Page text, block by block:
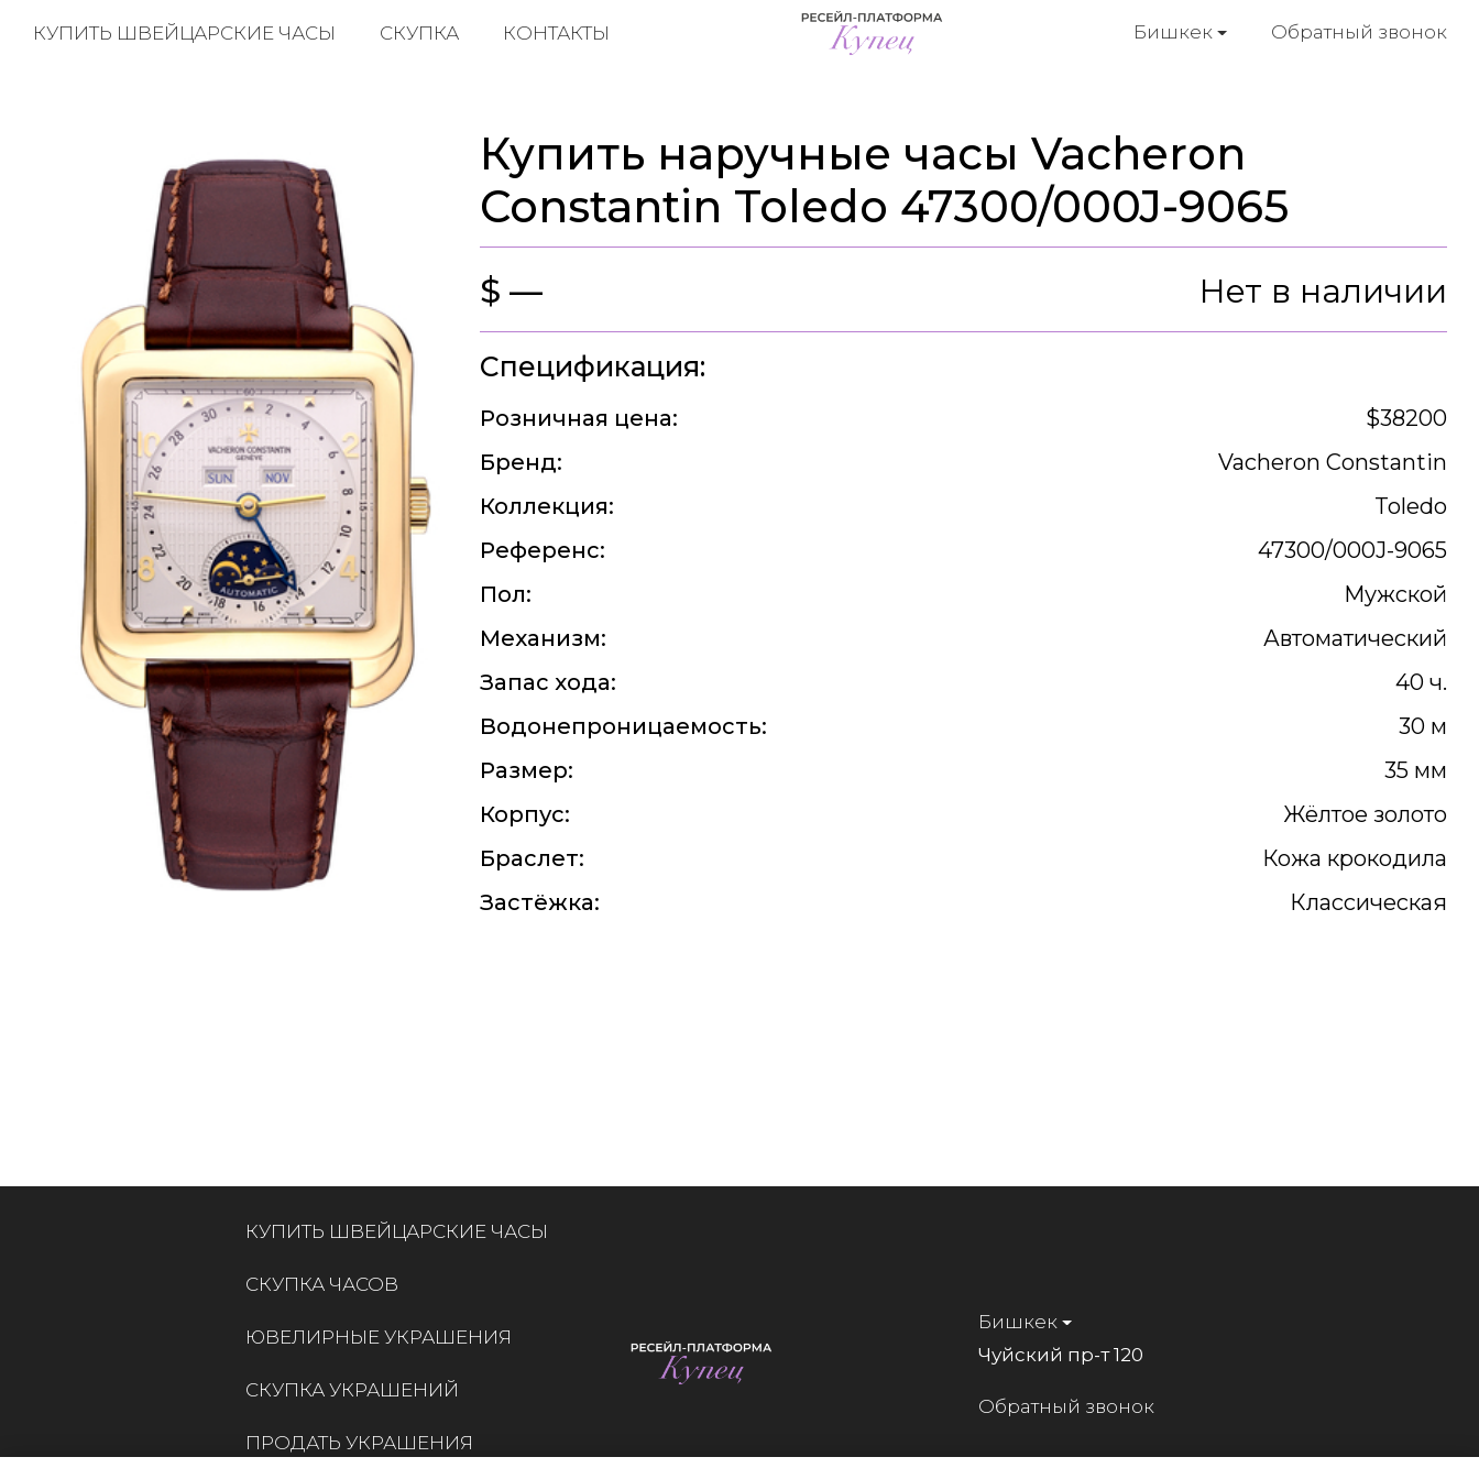
Бишкек Обратный звонок
КУПИТЬ ШВЕЙЦАРСКИЕ ЧАСЫ СКУПКА КОНТАКТЫ
Купить наручные часы Vacheron
Constantin Toledo 47300/000J-9065
$ — Нет в наличии
Спецификация:
Розничная цена:
$38200
Бренд:
Vacheron Constantin
Коллекция:
Toledo
Референс:
47300/000J-9065
Пол:
Мужской
Механизм:
Автоматический
Запас хода:
40 ч.
Водонепроницаемость:
30 м
Размер:
35 мм
Корпус:
Жёлтое золото
Браслет:
Кожа крокодила
Застёжка:
Классическая
КУПИТЬ ШВЕЙЦАРСКИЕ ЧАСЫ
СКУПКА ЧАСОВ
ЮВЕЛИРНЫЕ УКРАШЕНИЯ
СКУПКА УКРАШЕНИЙ
ПРОДАТЬ УКРАШЕНИЯ
Бишкек
Чуйский пр-т 120
Обратный звонок